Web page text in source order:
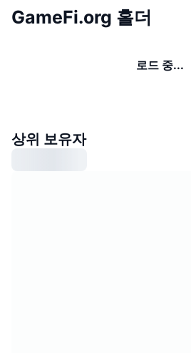
GameFi.org 홀더
로드 중...
상위 보유자